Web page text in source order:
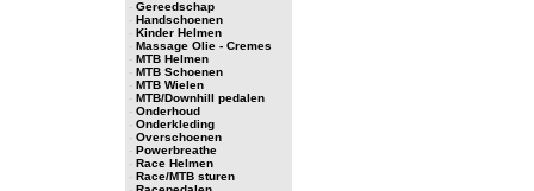
- Gereedschap
- Handschoenen
- Kinder Helmen
- Massage Olie - Cremes
- MTB Helmen
- MTB Schoenen
- MTB Wielen
- MTB/Downhill pedalen
- Onderhoud
- Onderkleding
- Overschoenen
- Powerbreathe
- Race Helmen
- Race/MTB sturen